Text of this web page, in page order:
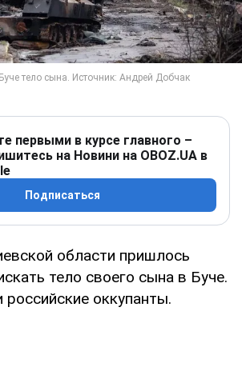
первыми в курсе главного –
на Новини на OBOZ.UA в
Подписаться
области пришлось
тело своего сына в Буче.
оккупанты.